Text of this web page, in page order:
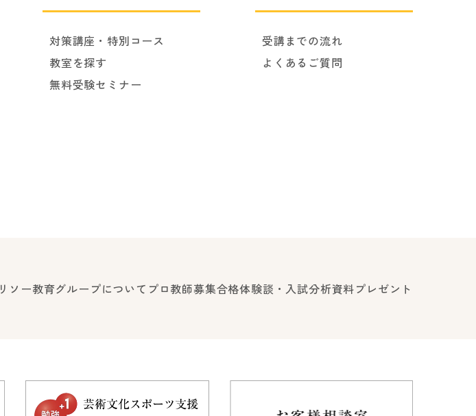
対策講座・特別コース
教室を探す
無料受験セミナー
受講までの流れ
よくあるご質問
リソー教育グループについて プロ教師募集合格体験談・入試分析資料プレゼント